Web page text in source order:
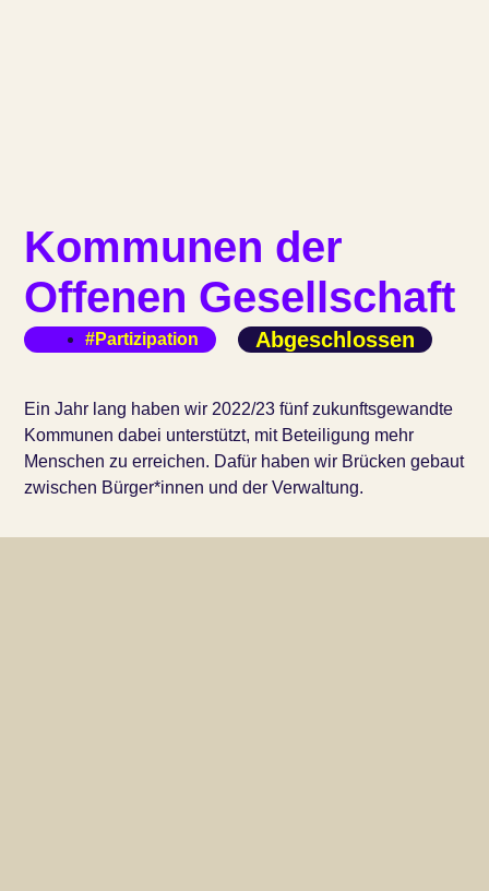
Kommunen der
Offenen Gesellschaft
#Partizipation Abgeschlossen
Ein Jahr lang haben wir 2022/23 fünf zukunftsgewandte
Kommunen dabei unterstützt, mit Beteiligung mehr
Menschen zu erreichen. Dafür haben wir Brücken gebaut
zwischen Bürger*innen und der Verwaltung.